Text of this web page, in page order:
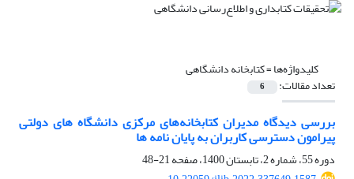
کلیدواژه‌ها =کتابخانه دانشگاهی
تعداد مقالات: 6
بررسی دیدگاه مدیران کتابخانه‌های مرکزی دانشگاه های دولتی
پیرامون دسترسی کاربران به پایان نامه ها
دوره 55، شماره 2، تابستان 1400، صفحه
21-48